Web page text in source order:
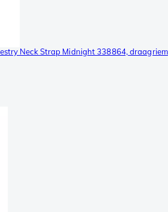
Neck Strap Midnight 338864, draagriem